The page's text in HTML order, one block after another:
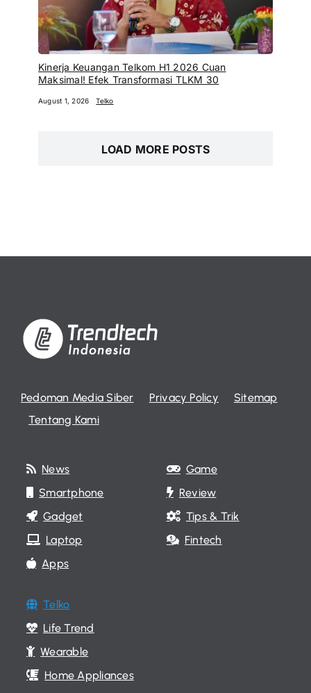
Kinerja Keuangan Telkom H1 2026 Cuan
Maksimal! Efek Transformasi TLKM 30
August 1, 2026 Telko
LOAD MORE POSTS
Pedoman Media Siber Privacy Policy
Sitemap
Tentang Kami
News
Smartphone
Gadget
Laptop
Apps
Game
Review
Tips & Trik
Fintech
Telko
Life Trend
Wearable
Home Appliances